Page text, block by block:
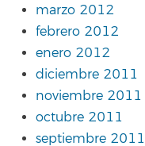
marzo 2012
febrero 2012
enero 2012
diciembre 2011
noviembre 2011
octubre 2011
septiembre 2011